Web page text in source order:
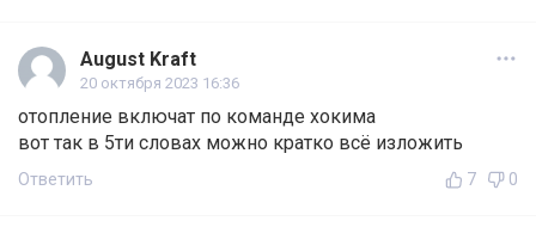
August Kraft
20 октября 2023 16:36
отопление включат по команде хокима
вот так в 5ти словах можно кратко всё изложить
Ответить 7 0